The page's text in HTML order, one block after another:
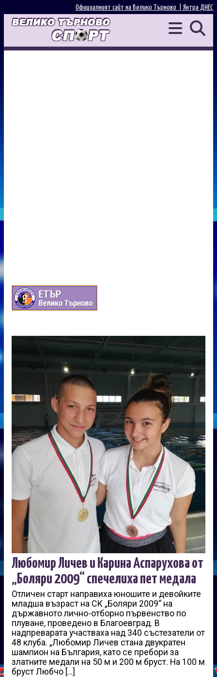
Янтра ДНЕС
Официалният сайт на Велико Търново |
Любомир Личев и Карина Аспарухова от
„Боляри 2009“ спечелиха пет медала
Отличен старт направиха юношите и девойките
младша възраст на СК „Боляри 2009“ на
държавното лично-отборно първенство по
плуване, проведено в Благоевград. В
надпреварата участваха над 340 състезатели от
48 клуба. „Любомир Личев стана двукратен
шампион на България, като се пребори за
златните медали на 50 м и 200 м бруст. На 100 м
бруст Любчо […]